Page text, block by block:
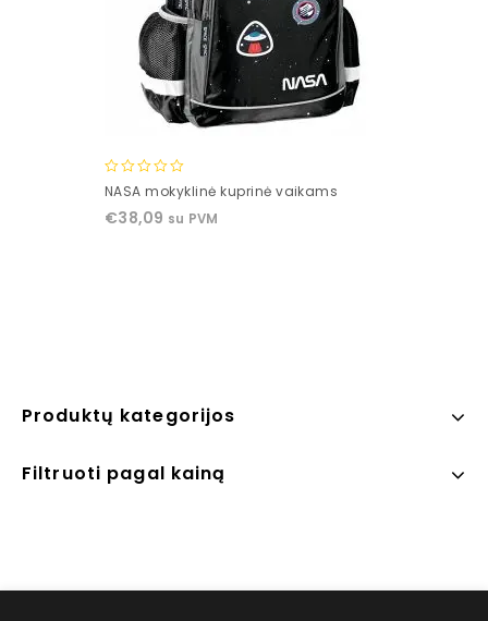
0
of
NASA mokyklinė kuprinė vaikams
€38,09 su PVM
Produktų kategorijos
Filtruoti pagal kainą